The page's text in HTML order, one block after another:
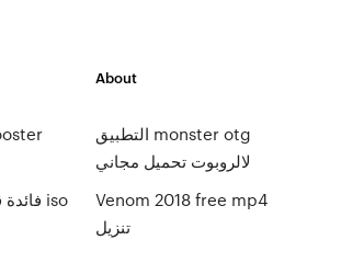
About
التطبيق monster otg
لالروبوت تحميل مجاني
Venom 2018 free mp4
تنزيل